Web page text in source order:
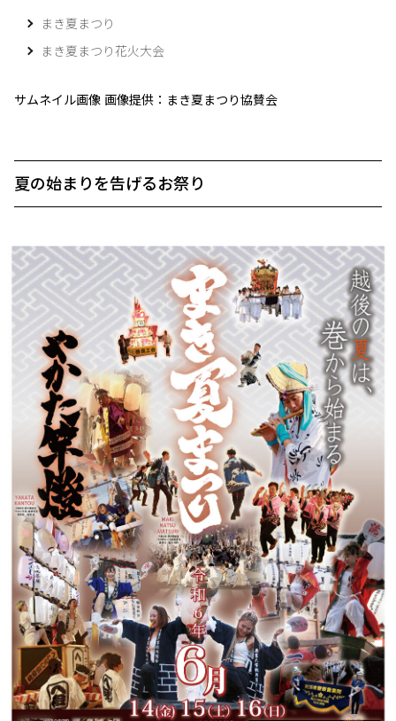
まき夏まつり
まき夏まつり花火大会
サムネイル画像 画像提供：まき夏まつり協賛会
夏の始まりを告げるお祭り